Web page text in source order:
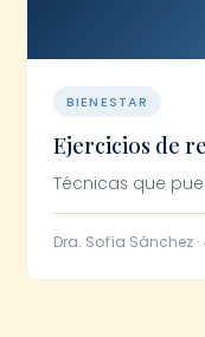
BIENESTAR
Ejercicios de
Técnicas que
Dra. Sofía Sánchez